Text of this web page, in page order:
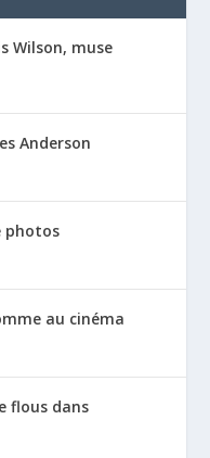
Wilson, muse
Anderson
photos
au cinéma
flous dans